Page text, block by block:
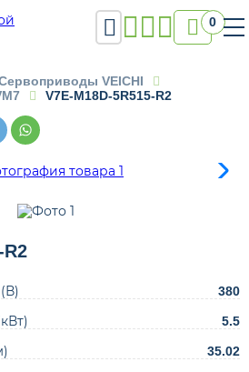
 0
VEICHI
V7E-M18D-5R515-R2
R2
380
5.5
35.02